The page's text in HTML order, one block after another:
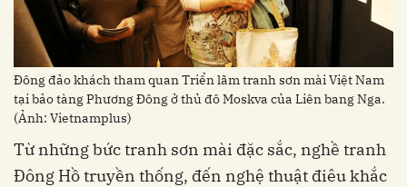
Đông đảo khách tham quan Triển lãm tranh sơn mài Việt Nam
tại bảo tàng Phương Đông ở thủ đô Moskva của Liên bang Nga.
(Ảnh: Vietnamplus)
Từ những bức tranh sơn mài đặc sắc, nghề tranh
Đông Hồ truyền thống, đến nghệ thuật điêu khắc